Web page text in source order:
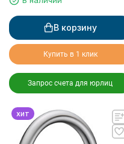
В корзину
Купить в 1 клик
Запрос счета для юрлиц
хит